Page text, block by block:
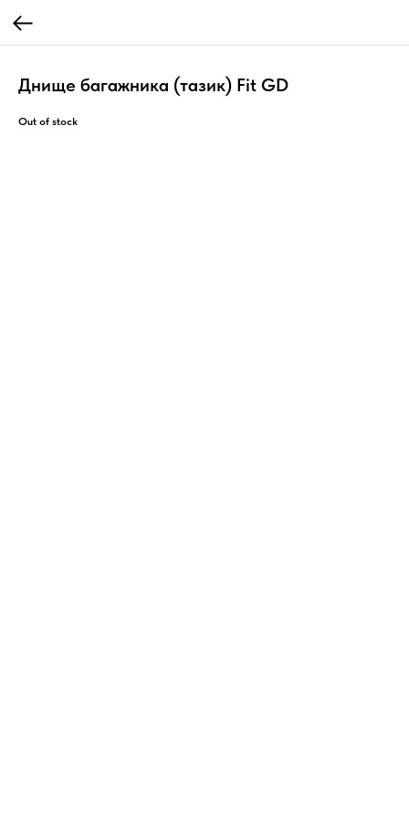
Днище багажника (тазик) Fit GD
Out of stock